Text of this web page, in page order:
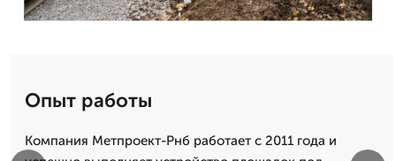
Опыт работы
Компания Метпроект-Рнб работает с 2011 года и